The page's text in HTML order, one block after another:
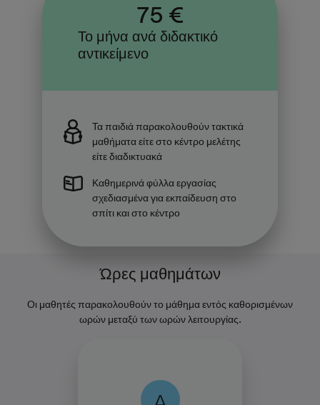
75 €
Το μήνα ανά διδακτικό
αντικείμενο
Τα παιδιά παρακολουθούν τακτικά
μαθήματα είτε στο κέντρο μελέτης
είτε διαδικτυακά
Καθημερινά φύλλα εργασίας
σχεδιασμένα για εκπαίδευση στο
σπίτι και στο κέντρο
Ώρες μαθημάτων
Οι μαθητές παρακολουθούν το μάθημα εντός καθορισμένων
ωρών μεταξύ των ωρών λειτουργίας.
Δ
Δ